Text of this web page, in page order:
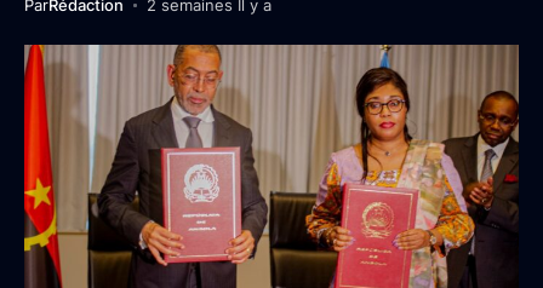
ParRédaction 2 semaines Il y a